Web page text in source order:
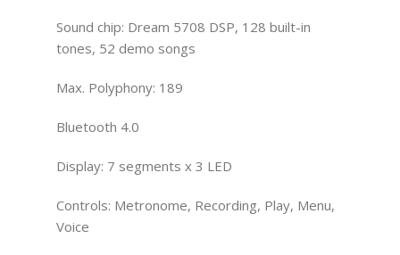
Sound chip: Dream 5708 DSP, 128 built-in
tones, 52 demo songs
Max. Polyphony: 189
Bluetooth 4.0
Display: 7 segments x 3 LED
Controls: Metronome, Recording, Play, Menu,
Voice